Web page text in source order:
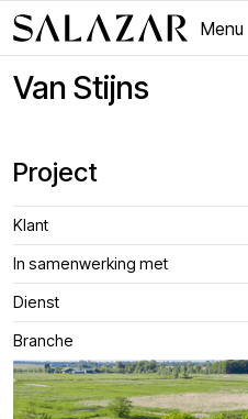
Menu
Close
Van Stijns
Project
Klant
In samenwerking met
Dienst
Branche